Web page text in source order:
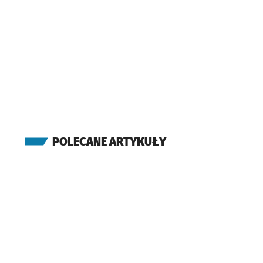
POLECANE ARTYKUŁY